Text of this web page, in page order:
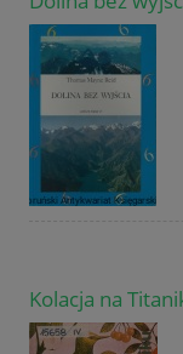
Kolacja na